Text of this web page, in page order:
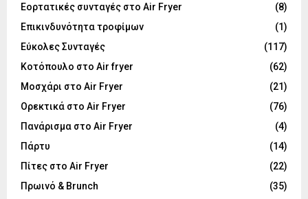
Εορτατικές συνταγές στο Air Fryer
(8)
Επικινδυνότητα τροφίμων
(1)
Εύκολες Συνταγές
(117)
Κοτόπουλο στο Air fryer
(62)
Μοσχάρι στο Air Fryer
(21)
Ορεκτικά στο Air Fryer
(76)
Πανάρισμα στο Air Fryer
(4)
Πάρτυ
(14)
Πίτες στο Air Fryer
(22)
Πρωινό & Brunch
(35)